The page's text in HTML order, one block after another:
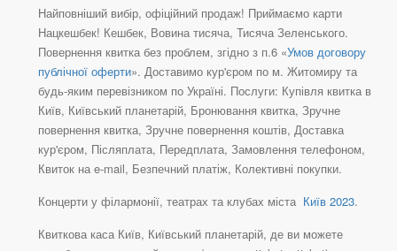
Найповніший вибір, офіційний продаж! Приймаємо карти
Нацкешбек! Кешбек, Вовина тисяча, Тисяча Зеленського.
Повернення квитка без проблем, згідно з п.6 «Умов договору
публічної оферти». Доставимо кур'єром по м. Житомиру та
будь-яким перевізником по Україні. Послуги: Купівля квитка в
Київ, Київський планетарій, Бронювання квитка, Зручне
повернення квитка, Зручне повернення коштів, Доставка
кур'єром, Післяплата, Передплата, Замовлення телефоном,
Квиток на e-mail, Безпечний платіж, Колективні покупки.
Концерти у філармонії, театрах та клубах міста Київ 2023.
Квиткова каса Київ, Київський планетарій, де ви можете